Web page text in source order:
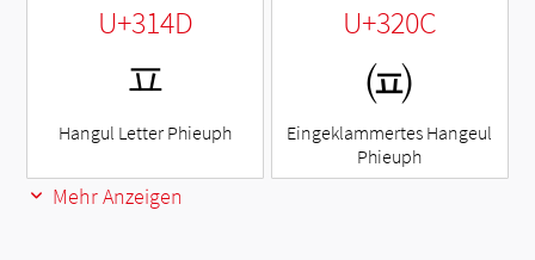
U+314D
ㅍ
Hangul Letter Phieuph
U+320C
㈌
Eingeklammertes Hangeul
Phieuph
Mehr Anzeigen